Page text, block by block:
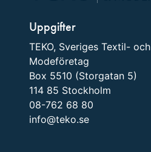
Uppgifter
TEKO, Sveriges Textil- och
Modeföretag
Box 5510 (Storgatan 5)
114 85 Stockholm
08-762 68 80
info@teko.se